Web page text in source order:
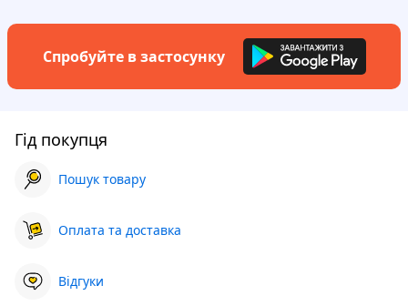
Спробуйте в застосунку
Гід покупця
Пошук товару
Оплата та доставка
Відгуки